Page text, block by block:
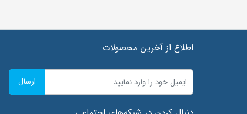
اطلاع از آخرین محصولات:
ارسال